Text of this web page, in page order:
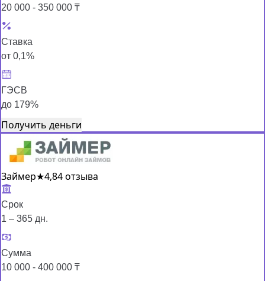
20 000 - 350 000 ₸
Ставка
от 0,1%
ГЭСВ
до 179%
Получить деньги
Займер★4,84 отзыва
Срок
1 – 365 дн.
Сумма
10 000 - 400 000 ₸